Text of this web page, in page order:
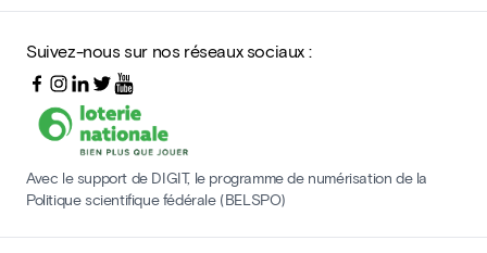
Suivez-nous sur nos réseaux sociaux :
Avec le support de DIGIT, le programme de numérisation de la
Politique scientifique fédérale (BELSPO)